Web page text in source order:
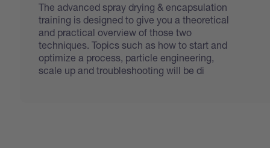
The advanced spray drying & encapsulation
training is designed to give you a theoretical
and practical overview of those two
techniques. Topics such as how to start and
optimize a process, particle engineering,
scale up and troubleshooting will be di